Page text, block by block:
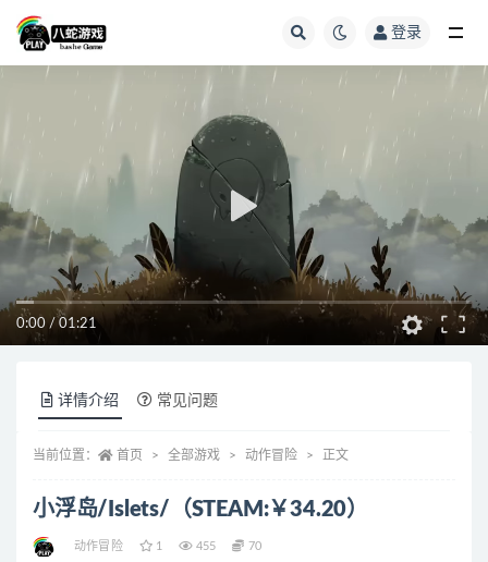
登录
0:00 / 01:21
详情介绍 常见问题
当前位置： 首页 全部游戏 动作冒险 正文
小浮岛/Islets/（STEAM:￥34.20）
动作冒险 1 455 70